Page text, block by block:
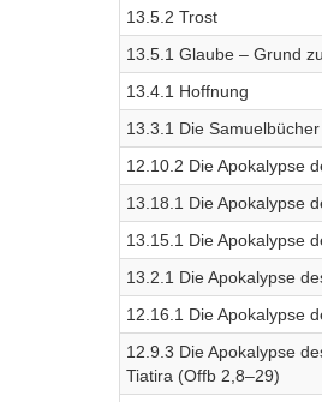
13.5.2 Trost
13.5.1 Glaube – Grund
13.4.1 Hoffnung
13.3.1 Die Samuelbücher
12.10.2 Die Apokalypse
13.18.1 Die Apokalypse
13.15.1 Die Apokalypse
13.2.1 Die Apokalypse
12.16.1 Die Apokalypse
12.9.3 Die Apokalypse
Tiatira (Offb 2,8–29)